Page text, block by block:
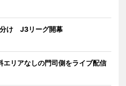
分け J3リーグ開幕
エリアなしの門司側をライブ配信